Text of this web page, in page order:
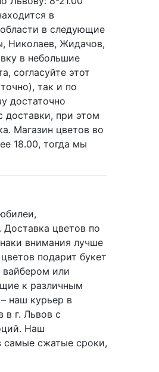
в
в следующие
Николаев, Жидачов,
в небольшие
согласуйте этот
так и по
достаточно
доставки, при этом
Магазин цветов во
18.00, тогда мы
цветов по
внимания лучше
подарит букет
или
к различным
наш курьер в
в г. Львов с
Наш
самые сжатые сроки,